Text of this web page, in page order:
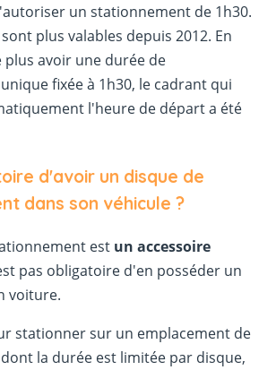
un stationnement de 1h30.
plus valables depuis 2012. En
plus avoir une durée de
fixée à 1h30, le cadrant qui
l'heure de départ a été
d'avoir un disque de
dans son véhicule ?
est un accessoire
pas obligatoire d'en posséder un
voiture.
stationner sur un emplacement de
la durée est limitée par disque,